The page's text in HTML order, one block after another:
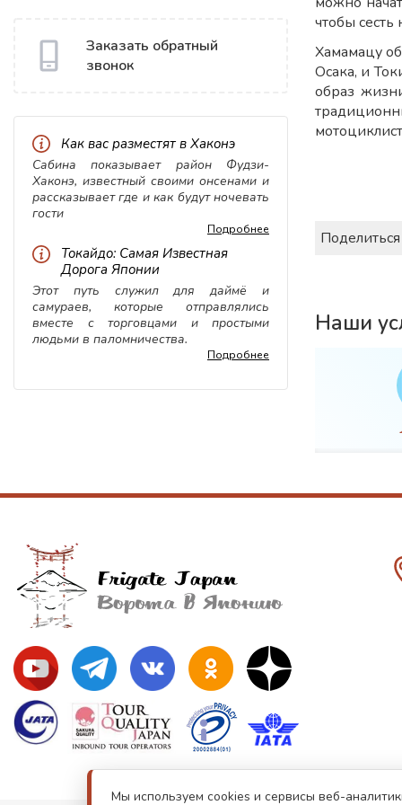
Заказать обратный
звонок
Как вас разместят в Хаконэ
Сабина показывает район Фудзи-
Хаконэ, известный своими онсенами и
рассказывает где и как будут ночевать
гости
Подробнее
Токайдо: Самая Известная
Дорога Японии
Этот путь служил для даймё и
самураев, которые отправлялись
вместе с торговцами и простыми
людьми в паломничества.
Подробнее
чтобы сесть
Хамамацу
Осака, и
образ
Поделиться
Наши
Мы используем cookies и сервисы веб-